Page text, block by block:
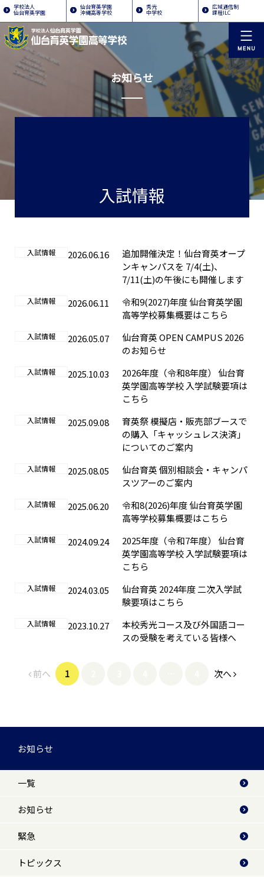
学校法人
仙台育英学園
仙台育英学園
沖縄高等学校
秀光
中学校
広域通信制
課程ILC
お知らせ
入試情報
入試情報 2026.06.16
追加開催決定！仙台育英オープ
ンキャンパスを 7/4(土)、
7/11(土)の午後にも開催します
入試情報 2026.06.11
令和9(2027)年度 仙台育英学園
高等学校募集概要はこちら
入試情報 2026.05.07
仙台育英 OPEN CAMPUS 2026
のお知らせ
入試情報 2025.10.03
2026年度（令和8年度） 仙台育
英学園高等学校 入学試験要項は
こちら
入試情報 2025.09.08
育英祭 模擬店・販売部ブースで
の購入「キャッシュレス決済」
についてのご案内
入試情報 2025.08.05
仙台育英 個別相談会・キャンパ
スツアーのご案内
入試情報 2025.06.20
令和8(2026)年度 仙台育英学園
高等学校募集概要はこちら
入試情報 2024.09.24
2025年度（令和7年度） 仙台育
英学園高等学校 入学試験要項は
こちら
入試情報 2024.03.05
仙台育英 2024年度 二次入学試
験要項はこちら
入試情報 2023.10.27
本校秀光コース及び外国語コー
スの受験を考えている皆様へ
前へ 1 次へ
お知らせ
一覧
お知らせ
緊急
トピックス